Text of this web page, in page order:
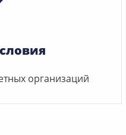
организаций